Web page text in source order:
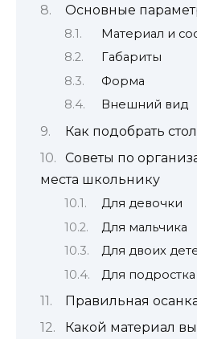
Основные
Материал и
Габариты
Форма
Внешний вид
Как подобрать
Советы по
места школьнику
Для девочки
Для мальчика
Для двоих
Для подростка
Правильная
Какой материал